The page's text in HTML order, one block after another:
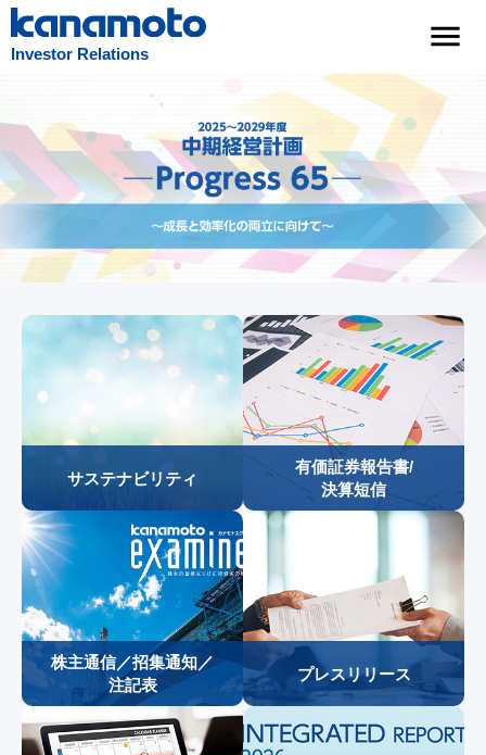
Investor Relations
サステナビリティ
有価証券報告書/
決算短信
株主通信／招集通知／
注記表
プレスリリース